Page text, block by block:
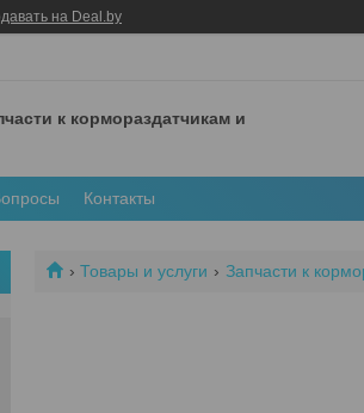
на Deal.by
к кормораздатчикам и
Контакты
Товары и услуги Запчасти к